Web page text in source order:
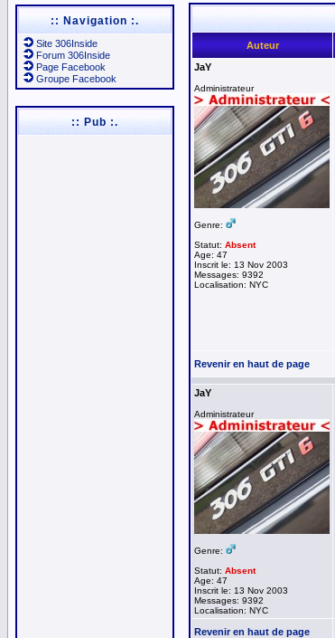
:: Navigation :.
Site 306Inside
Forum 306Inside
Page Facebook
Groupe Facebook
:: Pub :.
Auteur
JaY
Administrateur
Genre:
Statut: Absent
Age: 47
Inscrit le: 13 Nov 2003
Messages: 9392
Localisation: NYC
Revenir en haut de page
JaY
Administrateur
Genre:
Statut: Absent
Age: 47
Inscrit le: 13 Nov 2003
Messages: 9392
Localisation: NYC
Revenir en haut de page